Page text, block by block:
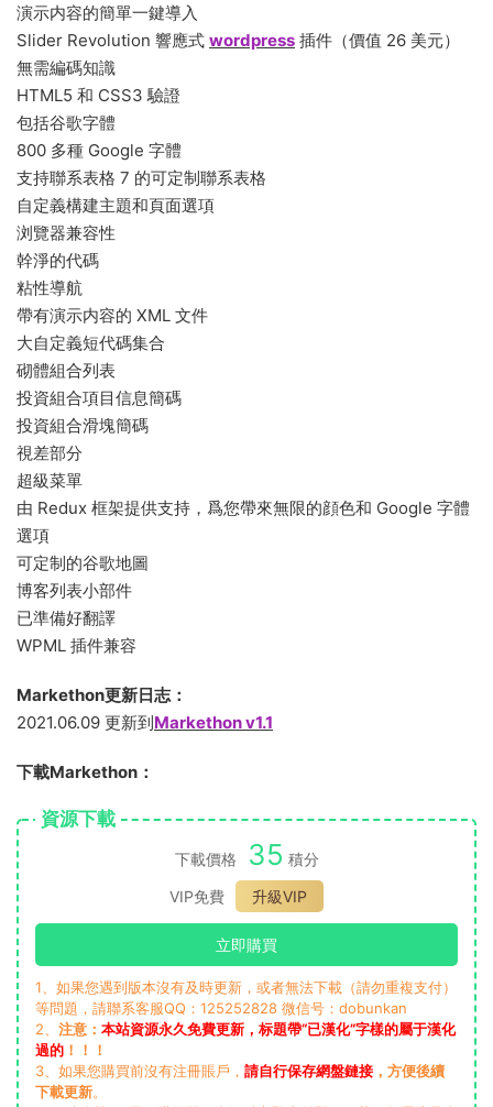
演示内容的簡單一鍵導入
Slider Revolution 響應式 wordpress 插件（價值 26 美元）
無需編碼知識
HTML5 和 CSS3 驗證
包括谷歌字體
800 多種 Google 字體
支持聯系表格 7 的可定制聯系表格
自定義構建主題和頁面選項
浏覽器兼容性
幹淨的代碼
粘性導航
帶有演示内容的 XML 文件
大自定義短代碼集合
砌體組合列表
投資組合項目信息簡碼
投資組合滑塊簡碼
視差部分
超級菜單
由 Redux 框架提供支持，爲您帶來無限的顔色和 Google 字體
選項
可定制的谷歌地圖
博客列表小部件
已準備好翻譯
WPML 插件兼容
Markethon更新日志：
2021.06.09 更新到Markethon v1.1
下載Markethon：
資源下載
下載價格 35 積分
VIP免費
升級VIP
立即購買
1、如果您遇到版本沒有及時更新，或者無法下載（請勿重複支付）
等問題，請聯系客服QQ：125252828 微信号：dobunkan
2、 注意： 本站資源永久免費更新，标題帶“已漢化”字樣的屬于漢化
過的 ！！！
3、如果您購買前沒有注冊賬戶， 請自行保存網盤鏈接 ，方便後續
下載更新。